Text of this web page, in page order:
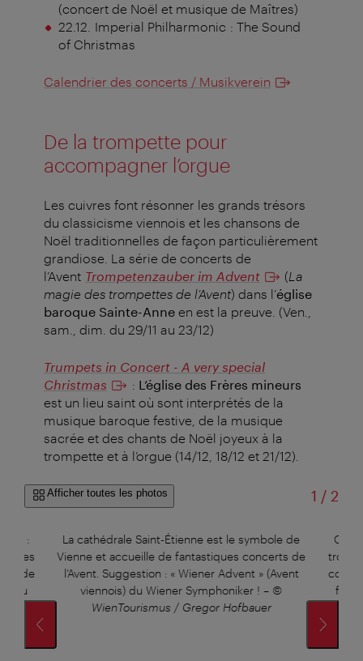
(concert de Noël et musique de Maîtres)
22.12. Imperial Philharmonic : The Sound
of Christmas
Calendrier des concerts / Musikverein
De la trompette pour
accompagner l’orgue
Les cuivres font résonner les grands trésors
du classicisme viennois et les chansons de
Noël traditionnelles de façon particulièrement
grandiose. La série de concerts de
l’Avent Trompetenzauber im Advent (La
magie des trompettes de l’Avent) dans l’église
baroque Sainte-Anne en est la preuve. (Ven.,
sam., dim. du 29/11 au 23/12)
Trumpets in Concert - A very special
Christmas
: L’église des Frères mineurs
est un lieu saint où sont interprétés de la
musique baroque festive, de la musique
sacrée et des chants de Noël joyeux à la
trompette et à l’orgue (14/12, 18/12 et 21/12).
Afficher toutes les photos 1 /sur
2
:
des
de
du
La cathédrale Saint-Étienne est le symbole de
Vienne et accueille de fantastiques concerts de
l’Avent. Suggestion : « Wiener Advent » (Avent
viennois) du Wiener Symphoniker ! – ©
WienTourismus / Gregor Hofbauer